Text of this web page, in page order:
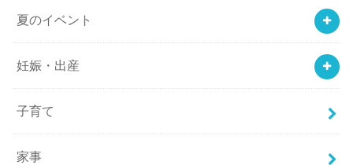
夏のイベント
妊娠・出産
子育て
家事